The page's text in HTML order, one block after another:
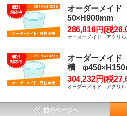
オーダーメイ
50×H900mm
286,816円(税
オーダーメイド アクリ
オーダーメイ
槽
304,232円(税
オーダーメイド アクリ
前のページへ